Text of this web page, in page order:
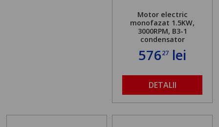
Motor electric
monofazat 1.5KW,
3000RPM, B3-1
condensator
57627 lei
DETALII